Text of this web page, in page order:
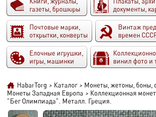
газеты, брошюры
документы,
Почтовые марки,
открытки, конверты
Винтаж
времен
Елочные игрушки,
игры, машинки
винил фото и
HabarTorg > Каталог > Монеты, жетоны, боны,
Монеты Западная Европа > Коллекционная
"Бег Олимпиада". Металл. Греция.